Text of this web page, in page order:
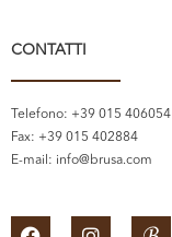
CONTATTI
Telefono: +39 015 406054
Fax: +39 015 402884
E-mail: info@brusa.com